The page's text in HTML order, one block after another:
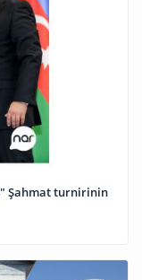
Şahmat turnirinin